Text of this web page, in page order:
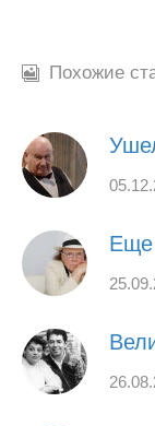
Похожие
Еще